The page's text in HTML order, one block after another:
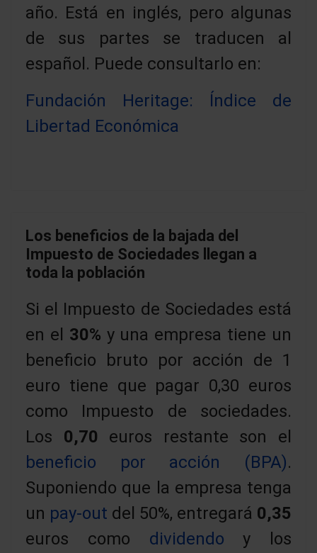
año. Está en inglés, pero algunas
de sus partes se traducen al
español. Puede consultarlo en:
Fundación Heritage: Índice de
Libertad Económica
Los beneficios de la bajada del
Impuesto de Sociedades llegan a
toda la población
Si el Impuesto de Sociedades está
en el 30% y una empresa tiene un
beneficio bruto por acción de 1
euro tiene que pagar 0,30 euros
como Impuesto de sociedades.
Los 0,70 euros restante son el
beneficio por acción (BPA).
Suponiendo que la empresa tenga
un pay-out del 50%, entregará 0,35
euros como dividendo y los